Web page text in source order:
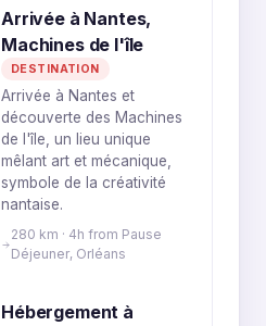
Arrivée à Nantes,
Machines de l'île
DESTINATION
Arrivée à Nantes et
découverte des Machines
de l'île, un lieu unique
mêlant art et mécanique,
symbole de la créativité
nantaise.
280 km · 4h from Pause
Déjeuner, Orléans
Hébergement à